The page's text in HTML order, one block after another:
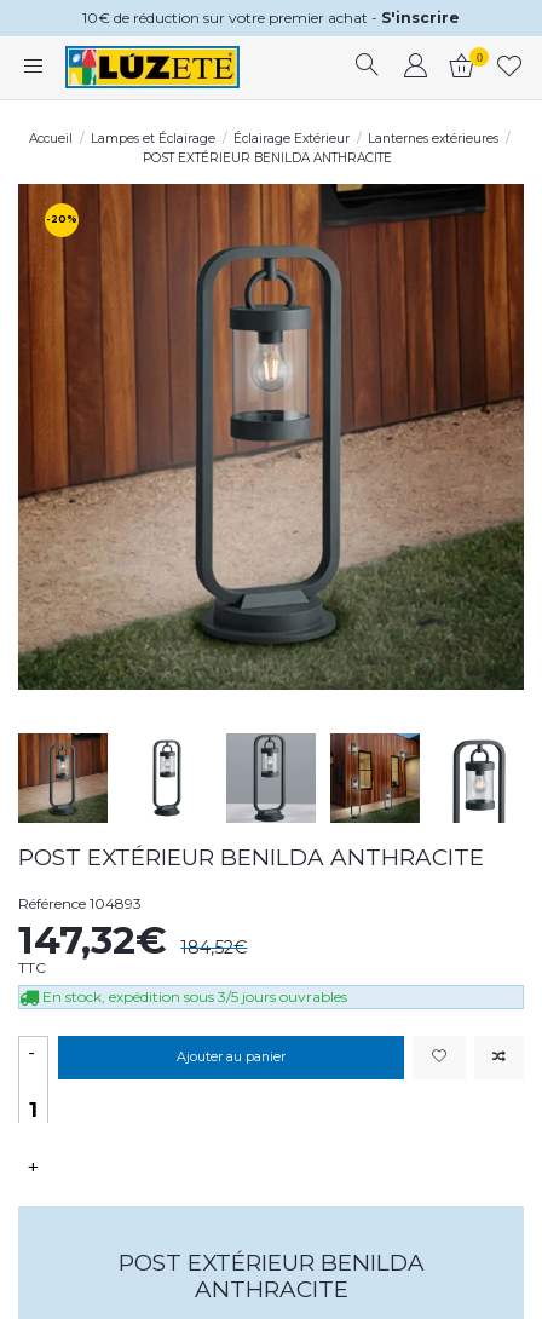
10€ de réduction sur votre premier achat - S'inscrire
0
Accueil Lampes et Éclairage Éclairage Extérieur
Lanternes extérieures
POST EXTÉRIEUR BENILDA ANTHRACITE
-20%
POST EXTÉRIEUR BENILDA ANTHRACITE
Référence 104893
147,32€ 184,52€
TTC
En stock, expédition sous 3/5 jours ouvrables
-
+
Ajouter au panier
POST EXTÉRIEUR BENILDA
ANTHRACITE